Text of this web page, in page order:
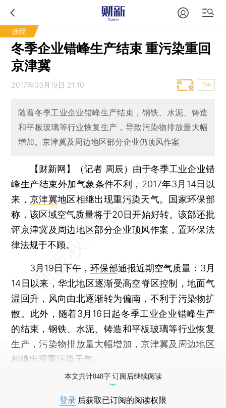
政经
冬季企业错峰生产结束 重污染重回
京津冀
2017年03月19日 21:10 T中
随着冬季工业企业错峰生产结束，钢铁、水泥、铸造
和平板玻璃等行业恢复生产，导致污染物排放量大幅
增加。京津冀及周边地区部分企业仍顶风作案
【财新网】（记者 周辰） 由于冬季工业企业错
峰生产结束外加气象条件不利，2017年3月14日以
来，京津冀地区相继出现重污染天气。国家环保部
称，该区域空气质量将于20日开始好转。该部还批
评京津冀及周边地区部分企业顶风作案，置环保法
律法规于不顾。
3月19日下午，环保部通报近期空气质量：3月
14日以来，华北地区逐渐受高空脊区控制，地面气
温回升，风向由北逐渐转为偏南，不利于污染物扩
散。此外，随着3月16日起冬季工业企业错峰生产
的结束，钢铁、水泥、铸造和平板玻璃等行业恢复
生产，污染物排放量大幅增加，京津冀及周边地区
相继出现重污染天气。
本文共计848字 订阅后继续阅读
登录 后获取已订阅的阅读权限